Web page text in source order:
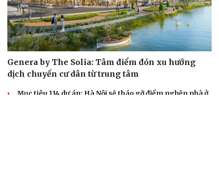
Genera by The Solia: Tâm điểm đón xu hướng
dịch chuyển cư dân từ trung tâm
Mục tiêu 114 dự án: Hà Nội sẽ tháo gỡ điểm nghẽn nhà ở